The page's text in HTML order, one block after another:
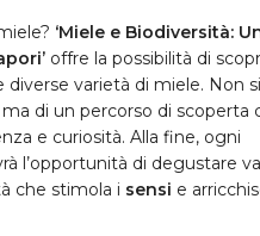
‘Miele e Biodiversità:
offre la possibilità di
diverse varietà di miele. Non
di un percorso di scoperta
e curiosità. Alla fine, ogni
l’opportunità di degustare
che stimola i sensi e